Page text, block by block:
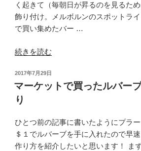
＆
レ
ス
ラ
＜
Industry
＞”
の
く起きて（毎朝日が昇るのを見るた
飾り付け。メルボルンのスポットラ
で買い集めたバー …
“4
で
女
子
in
Cairns
④”
続きを読む
投
稿
日:
2017年7月29日
マーケットで買ったルバー
り
ひとつ前の記事に書いたようにプラ
＄１でルバーブを手に入れたので早
作り方を紹介したいと思います！ ま